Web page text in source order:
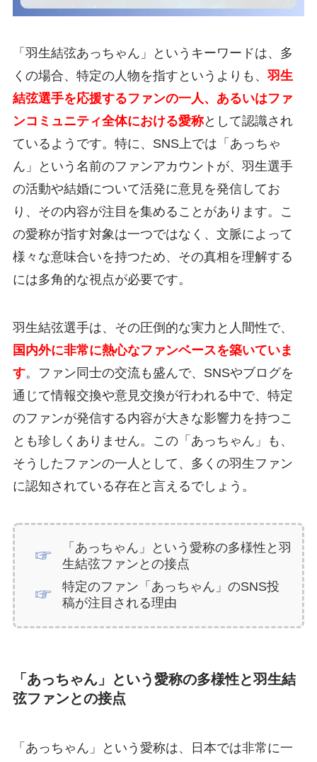
「羽生結弦あっちゃん」というキーワードは、多
くの場合、特定の人物を指すというよりも、 羽生
結弦選手を応援するファンの一人、あるいはファ
ンコミュニティ全体における愛称として認識され
ているようです。特に、SNS上では「あっちゃ
ん」という名前のファンアカウントが、羽生選手
の活動や結婚について活発に意見を発信してお
り、その内容が注目を集めることがあります。こ
の愛称が指す対象は一つではなく、文脈によって
様々な意味合いを持つため、その真相を理解する
には多角的な視点が必要です。
羽生結弦選手は、その圧倒的な実力と人間性で、
国内外に非常に熱心なファンベースを築いていま
す。ファン同士の交流も盛んで、SNSやブログを
通じて情報交換や意見交換が行われる中で、特定
のファンが発信する内容が大きな影響力を持つこ
とも珍しくありません。この「あっちゃん」も、
そうしたファンの一人として、多くの羽生ファン
に認知されている存在と言えるでしょう。
「あっちゃん」という愛称の多様性と羽
生結弦ファンとの接点
特定のファン「あっちゃん」のSNS投
稿が注目される理由
「あっちゃん」という愛称の多様性と羽生結
弦ファンとの接点
「あっちゃん」という愛称は、日本では非常に一